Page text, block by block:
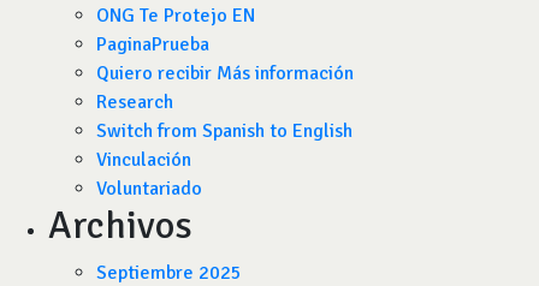
ONG Te Protejo EN
PaginaPrueba
Quiero recibir Más información
Research
Switch from Spanish to English
Vinculación
Voluntariado
Archivos
Septiembre 2025